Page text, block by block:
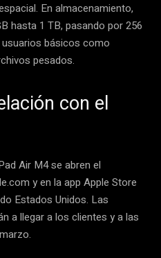
En almacenamiento,
hasta 1 TB, pasando por 256
básicos como
pesados.
con el
Air M4 se abren el
y en la app Apple Store
Estados Unidos. Las
a llegar a los clientes y a las